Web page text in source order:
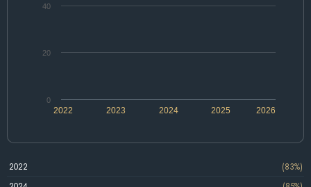
2022 2024 2026
2023 2025
0
20
40
2022
(83%)